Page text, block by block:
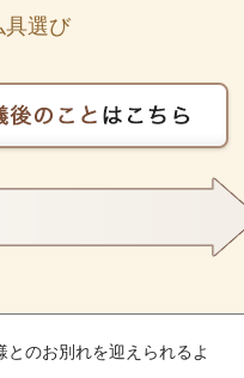
具選び
のお別れを迎えられるよ